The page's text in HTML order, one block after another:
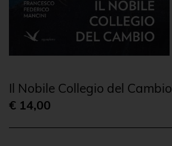
Il Nobile Collegio del Cambio
€ 14,00